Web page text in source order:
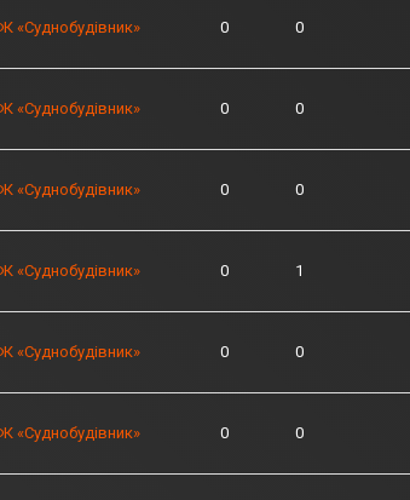
«Суднобудівник» 0 0
«Суднобудівник» 0 0
«Суднобудівник» 0 0
«Суднобудівник» 0 1
«Суднобудівник» 0 0
«Суднобудівник» 0 0